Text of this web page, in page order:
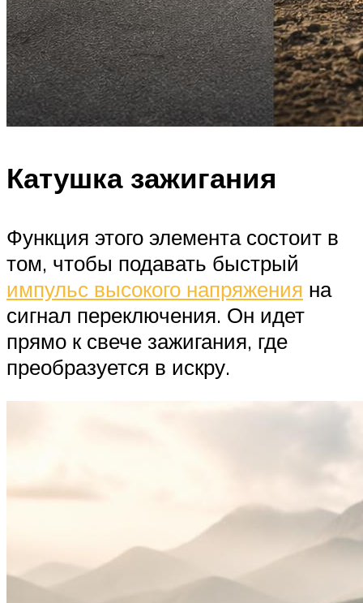
Катушка зажигания
Функция этого элемента состоит в
том, чтобы подавать быстрый
импульс высокого напряжения на
сигнал переключения. Он идет
прямо к свече зажигания, где
преобразуется в искру.